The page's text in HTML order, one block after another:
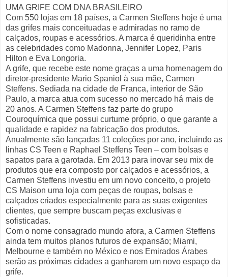
UMA GRIFE COM DNA BRASILEIRO
Com 550 lojas em 18 países, a Carmen Steffens hoje é uma
das grifes mais conceituadas e admiradas no ramo de
calçados, roupas e acessórios. A marca é queridinha entre
as celebridades como Madonna, Jennifer Lopez, Paris
Hilton e Eva Longoria.
A grife, que recebe este nome graças a uma homenagem do
diretor-presidente Mario Spaniol à sua mãe, Carmen
Steffens. Sediada na cidade de Franca, interior de São
Paulo, a marca atua com sucesso no mercado há mais de
20 anos. A Carmen Steffens faz parte do grupo
Couroquímica que possui curtume próprio, o que garante a
qualidade e rapidez na fabricação dos produtos.
Anualmente são lançadas 11 coleções por ano, incluindo as
linhas CS Teen e Raphael Steffens Teen – com bolsas e
sapatos para a garotada. Em 2013 para inovar seu mix de
produtos que era composto por calçados e acessórios, a
Carmen Steffens investiu em um novo conceito, o projeto
CS Maison uma loja com peças de roupas, bolsas e
calçados criados especialmente para as suas exigentes
clientes, que sempre buscam peças exclusivas e
sofisticadas.
Com o nome consagrado mundo afora, a Carmen Steffens
ainda tem muitos planos futuros de expansão; Miami,
Melbourne e também no México e nos Emirados Árabes
serão as próximas cidades a ganharem um novo espaço da
grife.